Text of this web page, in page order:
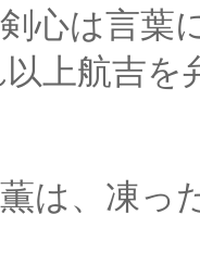
詰まる
上航吉
道の更